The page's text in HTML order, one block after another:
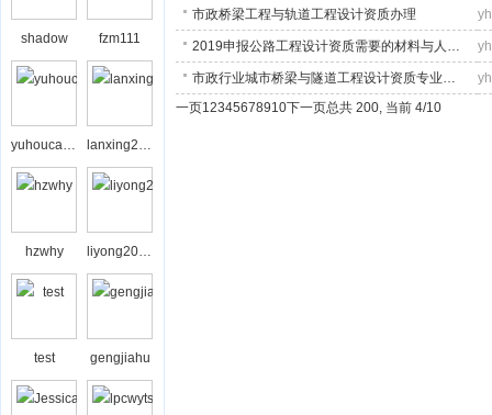
shadow fzm111
yuhoucaihong lanxing208
hzwhy liyong2008bj
test gengjiahu
市政桥梁工程与轨道工程设计资质办理
2019申报公路工程设计资质需要的材料与人…
市政行业城市桥梁与隧道工程设计资质专业…
一页12345678910下一页总共 200, 当前 4/10